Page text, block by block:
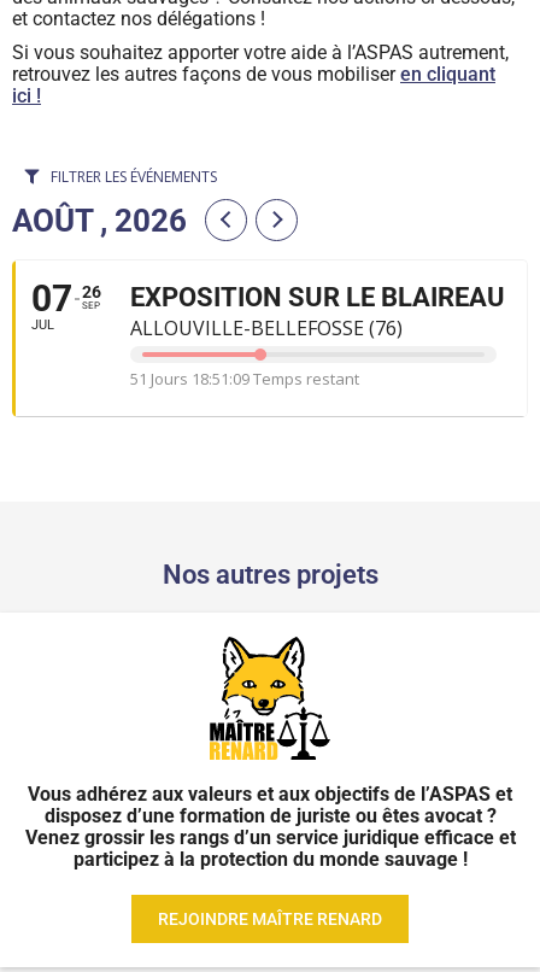
et contactez nos délégations !
Si vous souhaitez apporter votre aide à l’ASPAS autrement,
retrouvez les autres façons de vous mobiliseren cliquant
ici !
AOÛT , 2026
07
JUL
26
SEP EXPOSITION SUR LE BLAIREAU
ALLOUVILLE-BELLEFOSSE (76)
51 Jours 18:51:09 Temps restant
Nos autres projets
Vous adhérez aux valeurs et aux objectifs de l’ASPAS et
disposez d’une formation de juriste ou êtes avocat ?
Venez grossir les rangs d’un service juridique efficace et
participez à la protection du monde sauvage !
REJOINDRE MAÎTRE RENARD